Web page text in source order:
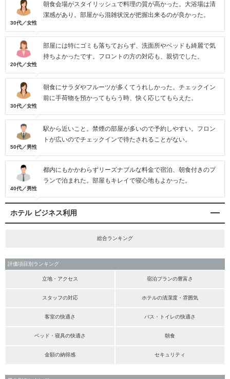
30代／女性
朝食会場がスタイリッシュで料理の質が高かった。大浴場は清
潔感があり。部屋から混雑状況が把握出来るのが良かった。
20代／女性
部屋には特にゴミも落ちておらず、洗面所やベッドも綺麗で気
持ちよかったです。フロントの方の対応も、親切でした。
30代／女性
朝食にサラダやフルーツが多くてうれしかった。チェックイン
前に手荷物を預かってもらう時、快く応じてもらえた。
50代／男性
駅から近いこと。禁煙の部屋が多いので予約しやすい。フロン
トが広いのでチェックインで待たされることがない。
40代／男性
都内にもかかわらずリーズナブルな料金で宿泊、朝食付きのプ
ランで泊まれた。部屋もキレイで寝心地もよかった。
ホテル ビジネス利用
総合ランキング
評価項目別ランキング
立地・アクセス 宿泊プランの豊富さ
スタッフの対応 ホテルの清潔度・雰囲気
客室の快適さ バス・トイレの快適さ
ベッド・寝具の快適さ 朝食
金額の納得感 セキュリティ